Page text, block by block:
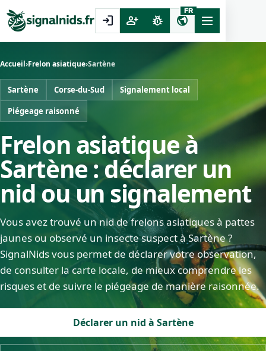
login person_add pest_control public
FR
Accueil›Frelon asiatique›Sartène
Sartène Corse-du-Sud
Signalement local
Piégeage raisonné
Frelon asiatique à
Sartène : déclarer un
nid ou un signalement
Vous avez trouvé un nid de frelons asiatiques à pattes
jaunes ou observé un insecte suspect à Sartène ?
SignalNids vous permet de déclarer votre observation,
de consulter la carte locale, de mieux comprendre les
risques et de suivre le piégeage de manière raisonnée.
Déclarer un nid à Sartène